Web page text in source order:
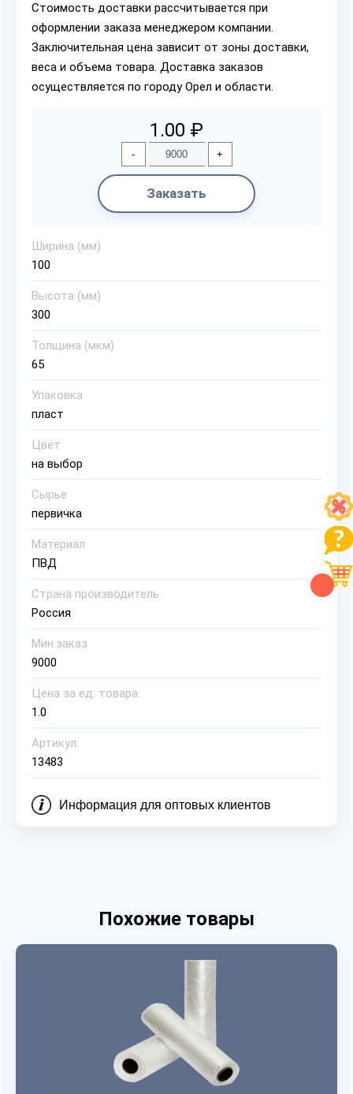
Стоимость доставки рассчитывается при
оформлении заказа менеджером компании.
Заключительная цена зависит от зоны доставки,
веса и объема товара. Доставка заказов
осуществляется по городу Орел и области.
1.00 ₽
- +
Заказать
Ширина (мм)
100
Высота (мм)
300
Толщина (мкм)
65
Упаковка
пласт
Цвет
на выбор
Сырье
первичка
Материал
ПВД
Страна производитель
Россия
Мин.заказ
9000
Цена за ед. товара:
1.0
Артикул:
13483
Информация для оптовых клиентов
Похожие товары